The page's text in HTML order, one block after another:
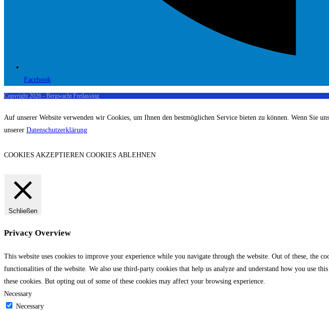
Facebook
Copyright 2026 - Bergwacht Freilassing
Auf unserer Website verwenden wir Cookies, um Ihnen den bestmöglichen Service bieten zu können. Wenn Sie
unserer Datenschutzerklärung
COOKIES AKZEPTIEREN COOKIES ABLEHNEN
Schließen
Privacy Overview
This website uses cookies to improve your experience while you navigate through the website. Out of these, the
functionalities of the website. We also use third-party cookies that help us analyze and understand how you use
these cookies. But opting out of some of these cookies may affect your browsing experience.
Necessary
Necessary